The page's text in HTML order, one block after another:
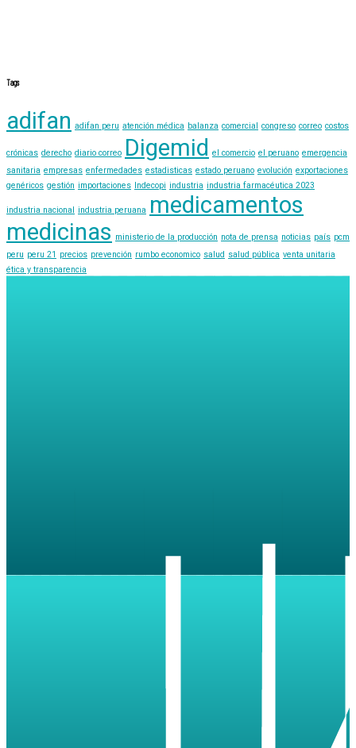
Tags
adifan adifan peru atención médica balanza comercial congreso correo costos
crónicas derecho diario correo Digemid el comercio el peruano emergencia
sanitaria empresas enfermedades estadisticas estado peruano evolución exportaciones
genéricos gestión importaciones Indecopi industria industria farmacéutica 2023
industria nacional industria peruana medicamentos
medicinas ministerio de la producción nota de prensa noticias país pcm
peru peru 21 precios prevención rumbo economico salud salud pública venta unitaria
ética y transparencia